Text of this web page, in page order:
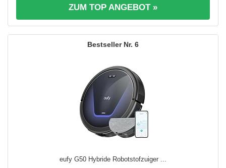
ZUM TOP ANGEBOT »
6
eufy G50 Hybride Robotstofzuiger ...